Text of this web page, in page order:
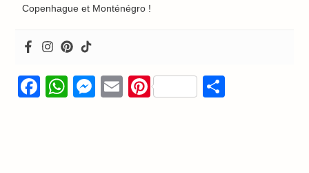
Copenhague et Monténégro !
Facebook
WhatsApp
Messenger
EmailPinterest